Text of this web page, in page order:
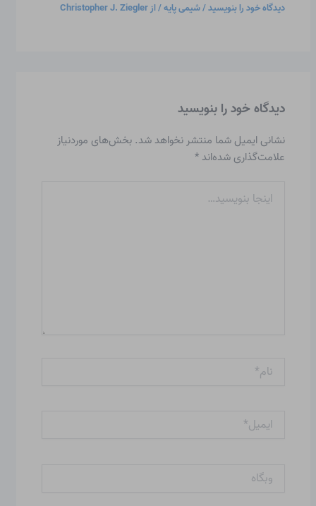
دیدگاه‌ خود را بنویسید/شیمی پایه/ از Christopher J. Ziegler
دیدگاه‌ خود را بنویسید
نشانی ایمیل شما منتشر نخواهد شد. بخش‌های موردنیاز
علامت‌گذاری شده‌اند*
بنویسید…
ایمیل*